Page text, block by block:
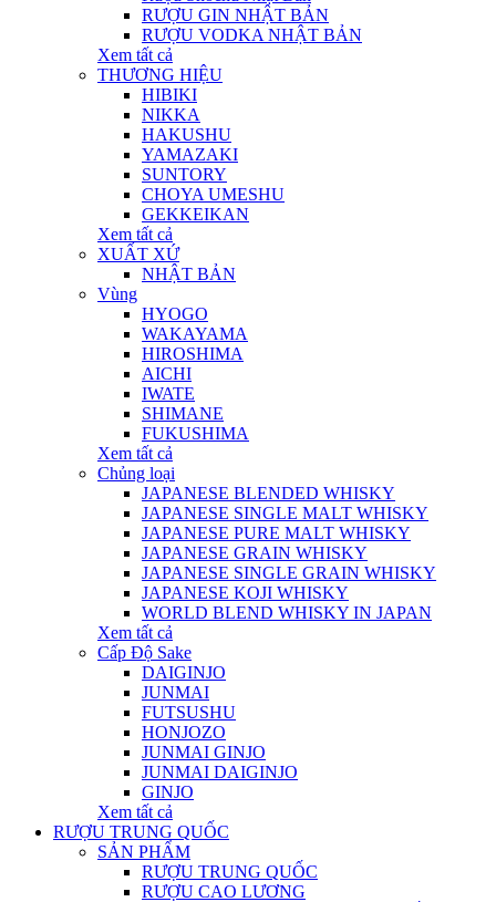
RƯỢU GIN NHẬT BẢN
RƯỢU VODKA NHẬT BẢN
Xem tất cả
THƯƠNG HIỆU
HIBIKI
NIKKA
HAKUSHU
YAMAZAKI
SUNTORY
CHOYA UMESHU
GEKKEIKAN
Xem tất cả
XUẤT XỨ
NHẬT BẢN
Vùng
HYOGO
WAKAYAMA
HIROSHIMA
AICHI
IWATE
SHIMANE
FUKUSHIMA
Xem tất cả
Chủng loại
JAPANESE BLENDED WHISKY
JAPANESE SINGLE MALT WHISKY
JAPANESE PURE MALT WHISKY
JAPANESE GRAIN WHISKY
JAPANESE SINGLE GRAIN WHISKY
JAPANESE KOJI WHISKY
WORLD BLEND WHISKY IN JAPAN
Xem tất cả
Cấp Độ Sake
DAIGINJO
JUNMAI
FUTSUSHU
HONJOZO
JUNMAI GINJO
JUNMAI DAIGINJO
GINJO
Xem tất cả
RƯỢU TRUNG QUỐC
SẢN PHẨM
RƯỢU TRUNG QUỐC
RƯỢU CAO LƯƠNG